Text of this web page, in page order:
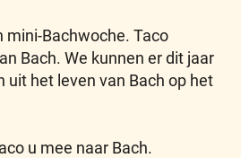
mini-Bachwoche. Taco
Bach. We kunnen er dit jaar
uit het leven van Bach op het
u mee naar Bach.